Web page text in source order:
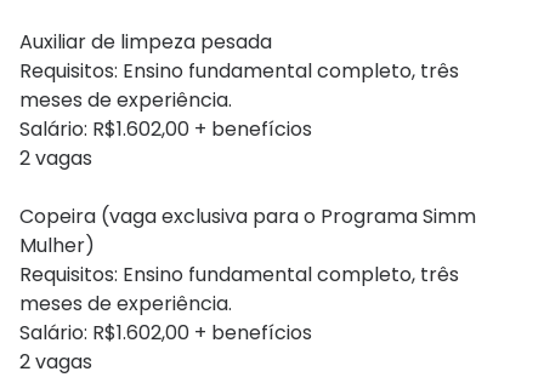
Auxiliar de limpeza pesada
Requisitos: Ensino fundamental completo, três
meses de experiência.
Salário: R$1.602,00 + benefícios
2 vagas
Copeira (vaga exclusiva para o Programa Simm
Mulher)
Requisitos: Ensino fundamental completo, três
meses de experiência.
Salário: R$1.602,00 + benefícios
2 vagas